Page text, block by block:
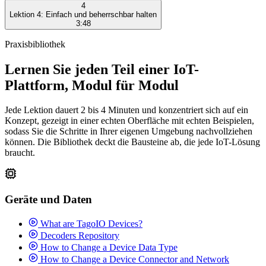
4
Lektion 4: Einfach und beherrschbar halten
3:48
Praxisbibliothek
Lernen Sie jeden Teil einer IoT-
Plattform, Modul für Modul
Jede Lektion dauert 2 bis 4 Minuten und konzentriert sich auf ein
Konzept, gezeigt in einer echten Oberfläche mit echten Beispielen,
sodass Sie die Schritte in Ihrer eigenen Umgebung nachvollziehen
können. Die Bibliothek deckt die Bausteine ab, die jede IoT-Lösung
braucht.
Geräte und Daten
What are TagoIO Devices?
Decoders Repository
How to Change a Device Data Type
How to Change a Device Connector and Network